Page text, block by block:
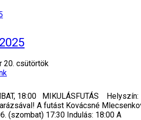
20. csütörtök
18:00 MIKULÁSFUTÁS
A futást Kovácsné
(szombat) 17:30 Indulás: 18:00 A